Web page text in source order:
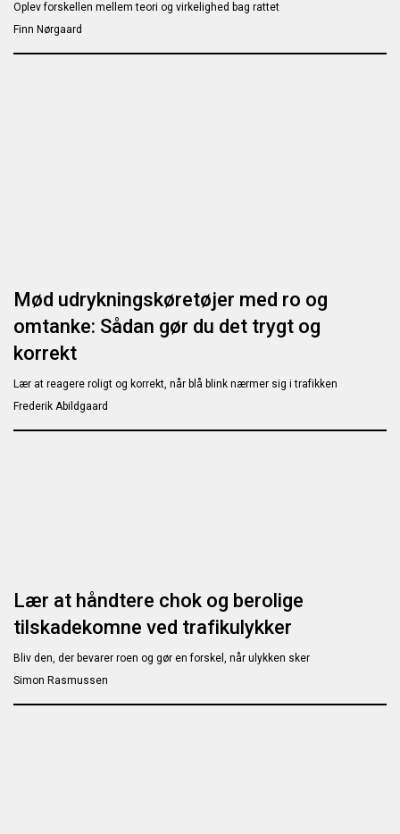
Oplev forskellen mellem teori og virkelighed bag rattet
Finn Nørgaard
Mød udrykningskøretøjer med ro og
omtanke: Sådan gør du det trygt og
korrekt
Lær at reagere roligt og korrekt, når blå blink nærmer sig i trafikken
Frederik Abildgaard
Lær at håndtere chok og berolige
tilskadekomne ved trafikulykker
Bliv den, der bevarer roen og gør en forskel, når ulykken sker
Simon Rasmussen